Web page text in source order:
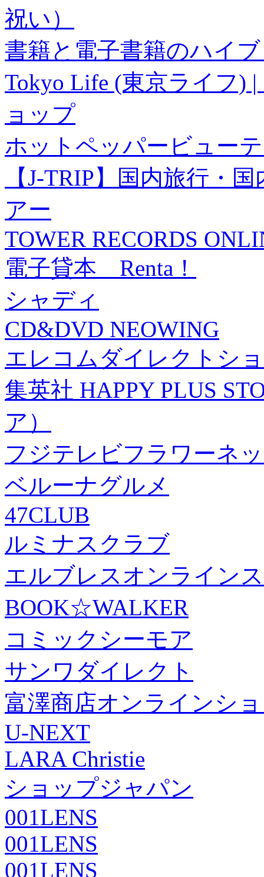
祝い）
書籍と電子書籍のハイ
Tokyo Life (東京ライフ)
ョップ
ホットペッパービュー
【J-TRIP】国内旅行・
アー
TOWER RECORDS
電子貸本 Renta！
シャディ
CD&DVD NEOWING
エレコムダイレクトシ
集英社 HAPPY PLUS
ア）
フジテレビフラワーネ
ベルーナグルメ
47CLUB
ルミナスクラブ
エルブレスオンライン
BOOK☆WALKER
コミックシーモア
サンワダイレクト
富澤商店オンラインシ
U-NEXT
LARA Christie
ショップジャパン
001LENS
001LENS
001LENS